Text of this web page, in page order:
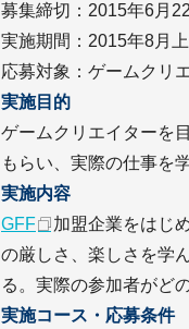
募集締切：2015年6月
実施期間：2015年8月
応募対象：ゲームクリ
実施目的
ゲームクリエイターを
もらい、実際の仕事を
実施内容
GFF
加盟企業をはじ
の厳しさ、楽しさを学
る。実際の参加者がど
実施コース・応募条件